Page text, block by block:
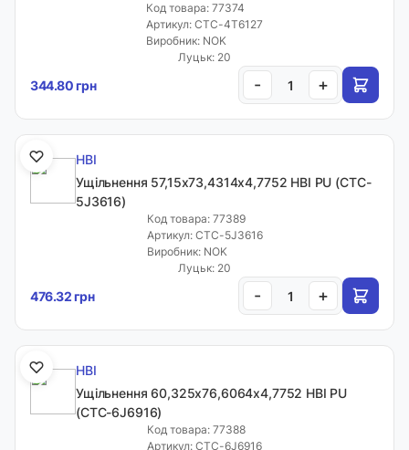
Код товара: 77374
Артикул: CTC-4T6127
Виробник: NOK
Луцьк: 20
344.80 грн - +
HBI
Ущільнення 57,15х73,4314х4,7752 HBI PU (CTC-
5J3616)
Код товара: 77389
Артикул: CTC-5J3616
Виробник: NOK
Луцьк: 20
476.32 грн - +
HBI
Ущільнення 60,325х76,6064х4,7752 HBI PU
(CTC-6J6916)
Код товара: 77388
Артикул: CTC-6J6916